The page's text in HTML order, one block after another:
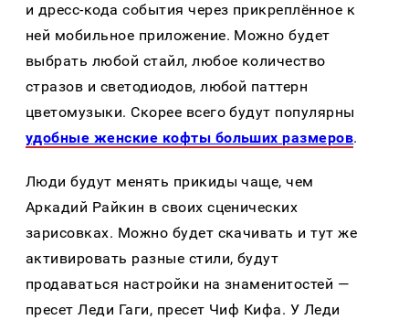
и дресс-кода события через прикреплённое к
ней мобильное приложение. Можно будет
выбрать любой стайл, любое количество
стразов и светодиодов, любой паттерн
цветомузыки. Скорее всего будут популярны
удобные женские кофты больших размеров.
Люди будут менять прикиды чаще, чем
Аркадий Райкин в своих сценических
зарисовках. Можно будет скачивать и тут же
активировать разные стили, будут
продаваться настройки на знаменитостей —
пресет Леди Гаги, пресет Чиф Кифа. У Леди